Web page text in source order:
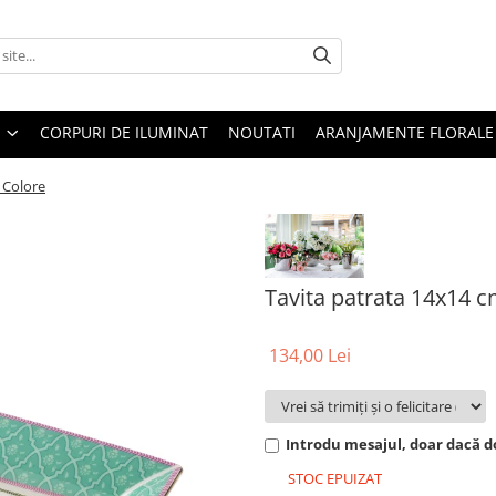
CORPURI DE ILUMINAT NOUTATI ARANJAMENTE FLORALE
Tavita patrata 14x14
134,00 Lei
Introdu mesajul, doar dacă
STOC EPUIZAT